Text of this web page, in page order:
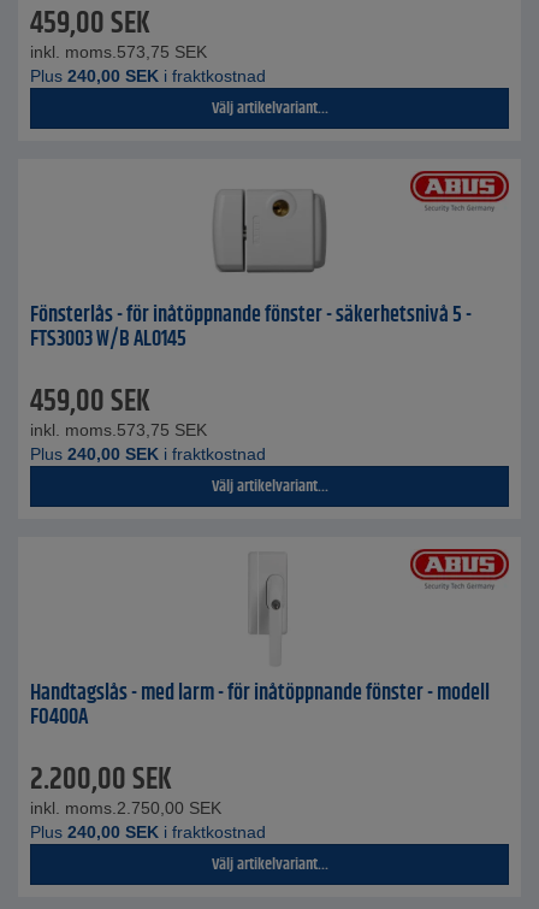
459,00SEK
inkl. moms. 573,75 SEK
Plus 240,00 SEK i fraktkostnad
Välj artikelvariant...
Fönsterlås - för inåtöppnande fönster - säkerhetsnivå 5 -
FTS3003 W/B AL0145
459,00SEK
inkl. moms. 573,75 SEK
Plus 240,00 SEK i fraktkostnad
Välj artikelvariant...
Handtagslås - med larm - för inåtöppnande fönster - modell
FO400A
2.200,00SEK
inkl. moms. 2.750,00 SEK
Plus 240,00 SEK i fraktkostnad
Välj artikelvariant...